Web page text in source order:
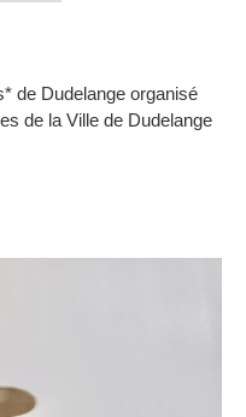
de Dudelange organisé
de la Ville de Dudelange